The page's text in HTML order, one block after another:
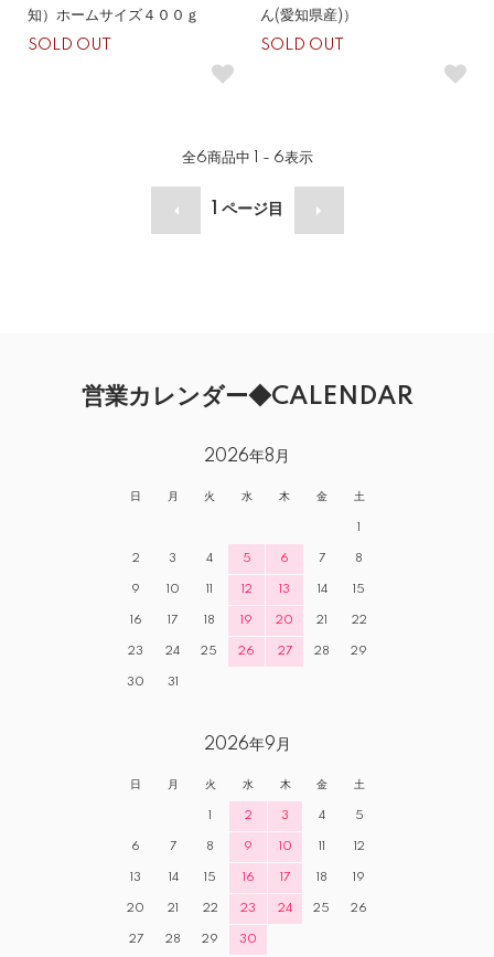
知）ホームサイズ４００ｇ
SOLD OUT
ん(愛知県産)）
SOLD OUT
全6商品中 1 - 6表示
ページ目
営業カレンダー◆CALENDAR
2026年8月
日 月 火 水 木 金 土
1
2 3 4 5 6 7 8
9 10 11 12 13 14 15
16 17 18 19 20 21 22
23 24 25 26 27 28 29
30 31
2026年9月
日 月 火 水 木 金 土
1 2 3 4 5
6 7 8 9 10 11 12
13 14 15 16 17 18 19
20 21 22 23 24 25 26
27 28 29 30